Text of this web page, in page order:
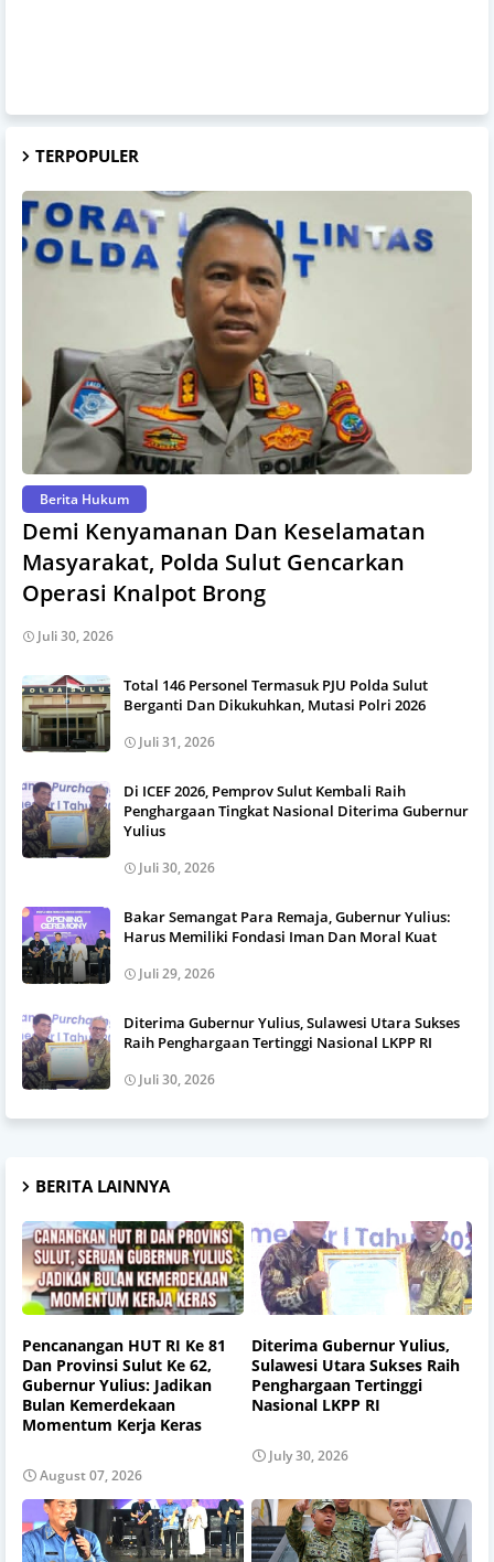
TERPOPULER
Berita Hukum
Demi Kenyamanan Dan Keselamatan
Masyarakat, Polda Sulut Gencarkan
Operasi Knalpot Brong
Juli 30, 2026
Total 146 Personel Termasuk PJU Polda Sulut
Berganti Dan Dikukuhkan, Mutasi Polri 2026
Juli 31, 2026
Di ICEF 2026, Pemprov Sulut Kembali Raih
Penghargaan Tingkat Nasional Diterima Gubernur
Yulius
Juli 30, 2026
Bakar Semangat Para Remaja, Gubernur Yulius:
Harus Memiliki Fondasi Iman Dan Moral Kuat
Juli 29, 2026
Diterima Gubernur Yulius, Sulawesi Utara Sukses
Raih Penghargaan Tertinggi Nasional LKPP RI
Juli 30, 2026
BERITA LAINNYA
Pencanangan HUT RI Ke 81
Dan Provinsi Sulut Ke 62,
Gubernur Yulius: Jadikan
Bulan Kemerdekaan
Momentum Kerja Keras
August 07, 2026
Diterima Gubernur Yulius,
Sulawesi Utara Sukses Raih
Penghargaan Tertinggi
Nasional LKPP RI
July 30, 2026